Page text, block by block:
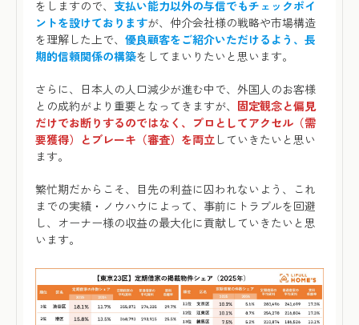
をしますので、 支払い能力以外の与信でもチェックポイ
ントを設けておりますが、仲介会社様の戦略や市場構造
を理解した上で、 優良顧客をご紹介いただけるよう、長
期的信頼関係の構築をしてまいりたいと思います。
さらに、日本人の人口減少が進む中で、外国人のお客様
との成約がより重要となってきますが、 固定観念と偏見
だけでお断りするのではなく、プロとしてアクセル（需
要獲得）とブレーキ（審査）を両立 していきたいと思い
ます。
繁忙期だからこそ、目先の利益に囚われないよう、これ
までの実績・ノウハウによって、事前にトラブルを回避
し、オーナー様の収益の最大化に貢献していきたいと思
います。